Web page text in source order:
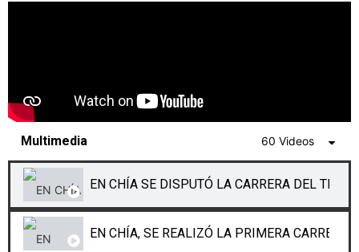
Multimedia 60 Videos
EN CHÍA SE DISPUTÓ LA CARRERA DEL
EN CHÍA, SE REALIZÓ LA PRIMERA CARRERA